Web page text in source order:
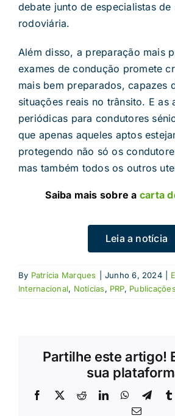
debate junto de especialistas de
rodoviária.
Além disso, a preparação mais
exames de condução promete
mais bem preparados, capazes
situações reais no trânsito. E as
periódicas para condutores
que apenas aqueles aptos
protegendo não só os
mas também todos os outros
Saiba mais sobre a carta
Leia a notícia
By Patrícia Marques Junho 6, 2024
Internacional, Notícias, PRP,
Partilhe este artigo!
sua
Facebook
X RedditLinkedInWhatsApp
Email